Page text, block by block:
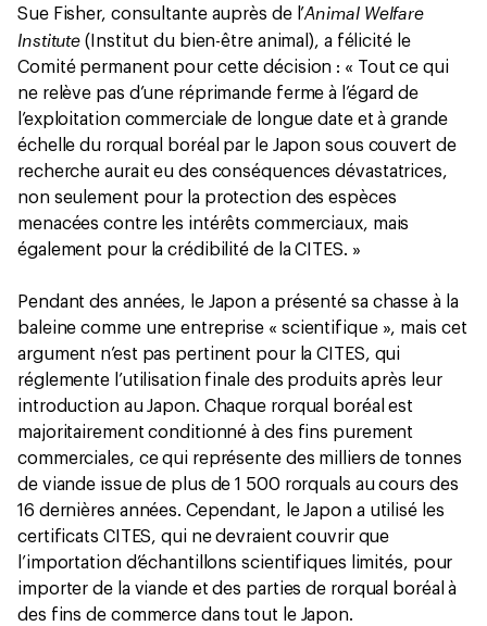
Sue Fisher, consultante auprès de l’Animal Welfare
Institute (Institut du bien-être animal), a félicité le
Comité permanent pour cette décision : « Tout ce qui
ne relève pas d’une réprimande ferme à l’égard de
l’exploitation commerciale de longue date et à grande
échelle du rorqual boréal par le Japon sous couvert de
recherche aurait eu des conséquences dévastatrices,
non seulement pour la protection des espèces
menacées contre les intérêts commerciaux, mais
également pour la crédibilité de la CITES. »
Pendant des années, le Japon a présenté sa chasse à la
baleine comme une entreprise « scientifique », mais cet
argument n’est pas pertinent pour la CITES, qui
réglemente l’utilisation finale des produits après leur
introduction au Japon. Chaque rorqual boréal est
majoritairement conditionné à des fins purement
commerciales, ce qui représente des milliers de tonnes
de viande issue de plus de 1 500 rorquals au cours des
16 dernières années. Cependant, le Japon a utilisé les
certificats CITES, qui ne devraient couvrir que
l’importation d’échantillons scientifiques limités, pour
importer de la viande et des parties de rorqual boréal à
des fins de commerce dans tout le Japon.